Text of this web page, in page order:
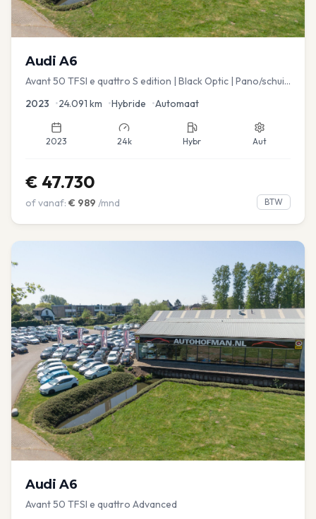
Audi A6
Avant 50 TFSI e quattro S edition | Black Optic | Pano/schuif
2023 •24.091 km •Hybride •Automaat
2023 24k Hybr Aut
€ 47.730
of vanaf: € 989 /mnd BTW
Audi A6
Avant 50 TFSI e quattro Advanced